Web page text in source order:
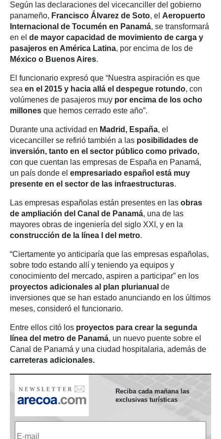
Según las declaraciones del vicecanciller del gobierno
panameño, Francisco Álvarez de Soto, el Aeropuerto
Internacional de Tocumén en Panamá, se transformará
en el de mayor capacidad de movimiento de carga y
pasajeros en América Latina, por encima de los de
México o Buenos Aires.
El funcionario expresó que “Nuestra aspiración es que
sea en el 2015 y hacia allá el despegue rotundo, con
volúmenes de pasajeros muy por encima de los ocho
millones que hemos cerrado este año”.
Durante una actividad en Madrid, España, el
vicecanciller se refirió también a las posibilidades de
inversión, tanto en el sector público como privado,
con que cuentan las empresas de España en Panamá,
un país donde el empresariado español está muy
presente en el sector de las infraestructuras.
Las empresas españolas están presentes en las obras
de ampliación del Canal de Panamá, una de las
mayores obras de ingeniería del siglo XXI, y en la
construcción de la línea I del metro.
“Ciertamente yo anticiparía que las empresas españolas,
sobre todo estando allí y teniendo ya equipos y
conocimiento del mercado, aspiren a participar” en los
proyectos adicionales al plan plurianual de
inversiones que se han estado anunciando en los últimos
meses, consideró el funcionario.
Entre ellos citó los proyectos para crear la segunda
línea del metro de Panamá, un nuevo puente sobre el
Canal de Panamá y una ciudad hospitalaria, además de
carreteras adicionales.
Reciba cada mañana las
exclusivas turísticas